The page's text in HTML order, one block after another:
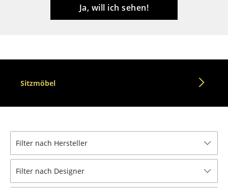
Bürodrehstühle
Konferenzstühle
Bürosessel
... alle Sitzmöbel
Ja, will ich sehen!
Sitzmöbel
Filter nach Hersteller
Filter nach Designer